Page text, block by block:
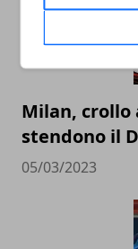
Milan, crollo
stendono il
05/03/2023